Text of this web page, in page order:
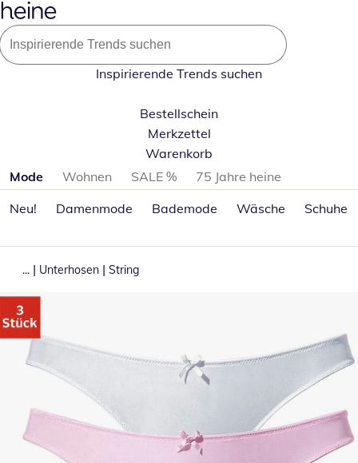
Inspirierende Trends suchen
Bestellschein
Merkzettel
Warenkorb
Produktkategorien überspringen
Mode Wohnen SALE %
75 Jahre heine
Neu!
Damenmode Bademode Wäsche Schuhe
... | Unterhosen | String